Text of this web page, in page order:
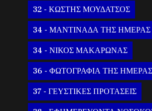
32 - ΚΩΣΤΗΣ ΜΟΥΔΑΤΣΟΣ
34 - ΜΑΝΤΙΝΑΔΑ ΤΗΣ ΗΜΕΡΑΣ
34 - ΝΙΚΟΣ ΜΑΚΑΡΩΝΑΣ
36 - ΦΩΤΟΓΡΑΦΙΑ ΤΗΣ ΗΜΕΡΑΣ
37 - ΓΕΥΣΤΙΚΕΣ ΠΡΟΤΑΣΕΙΣ